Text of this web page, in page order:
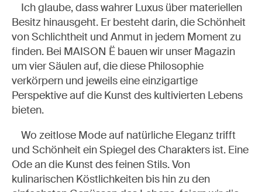
Ich glaube, dass wahrer Luxus über materiellen
Besitz hinausgeht. Er besteht darin, die Schönheit
von Schlichtheit und Anmut in jedem Moment zu
finden. Bei MAISON Ë bauen wir unser Magazin
um vier Säulen auf, die diese Philosophie
verkörpern und jeweils eine einzigartige
Perspektive auf die Kunst des kultivierten Lebens
bieten.
Wo zeitlose Mode auf natürliche Eleganz trifft
und Schönheit ein Spiegel des Charakters ist. Eine
Ode an die Kunst des feinen Stils. Von
kulinarischen Köstlichkeiten bis hin zu den